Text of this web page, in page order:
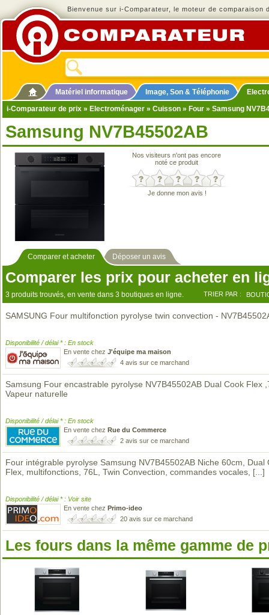
Bienvenue sur i-Comparateur, le moteur de comparaison
Matériel informatique Image, Son & Téléphonie
i-Comparateur de prix » Electroménager » Cuisson » Four » Samsung
Samsung NV7B45502AB
Nos visiteurs n'ont pas encore
noté ce produit
Je donne mon avis !
Comparer et acheter Déposer un avis
Comparer les prix pour acheter en
3 produits trouvés, en vente dans 3 boutiques en ligne. TRIER PAR :
SAMSUNG Four multifonction pyrolyse twin convection -
Disponibilité / délai * : En stock
En vente chez J'équipe ma maison
4 avis sur ce marchand
Samsung Four encastrable pyrolyse NV7B45502AB Dual Cook Flex
Vapeur naturelle
Disponibilité / délai * : En stock
En vente chez Rue du Commerce
2 avis sur ce marchand
Four intégrable pyrolyse Samsung NV7B45502AB Niche 60cm, Dual
Flex, multifonctions, 76L, Twin Convection, commandes vocales, [...]
Disponibilité / délai * : Voir site
En vente chez Primo-ideo
20 avis sur ce marchand
Les fours dans la même gamme de